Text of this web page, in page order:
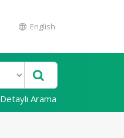
English
Detaylı Arama